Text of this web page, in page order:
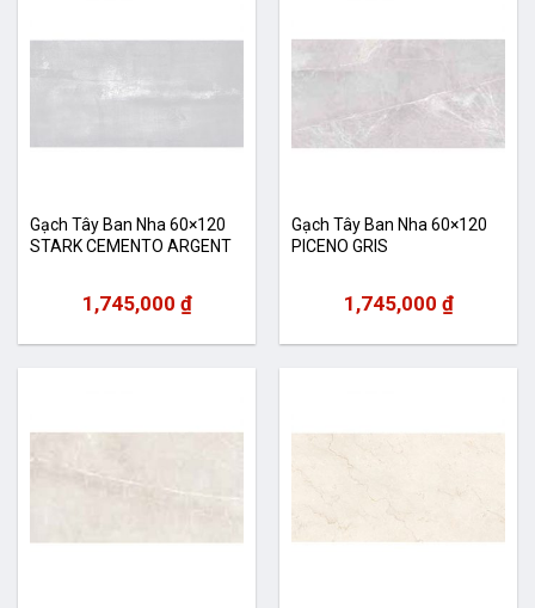
Gạch Tây Ban Nha 60×120
STARK CEMENTO ARGENT
1,745,000 ₫
Gạch Tây Ban Nha 60×120
PICENO GRIS
1,745,000 ₫